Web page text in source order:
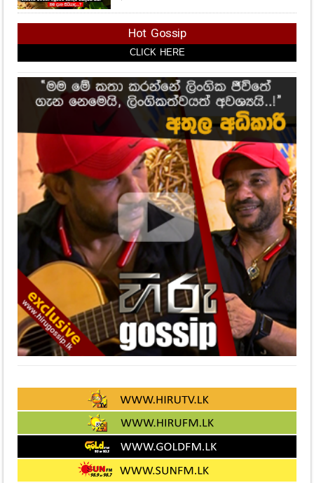
ඖෂධීය ගුණ රැසක් තියන "පනාමල්"
රුධිරයේ පට්ටිකා අඩුවීමට හොඳම
විසඳුමක් කියා ඔබ දැන සිටියාද...?
Hot Gossip
CLICK HERE